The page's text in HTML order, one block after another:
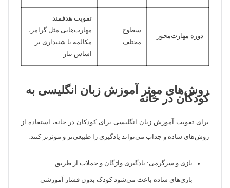
دوره مهارت‌محور
سطوح
مختلف
تقویت هدفمند
مهارت‌هایی مثل گرامر،
مکالمه یا شنیداری بر
اساس نیاز
روش‌های موثر آموزش زبان انگلیسی به
کودکان در خانه
برای تقویت آموزش زبان انگلیسی برای کودکان در خانه، استفاده از
روش‌های ساده و جذاب می‌تواند یادگیری را طبیعی‌تر و موثرتر کنند:
بازی و سرگرمی: یادگیری واژگان و جملات از طریق
بازی‌های ساده باعث می‌شود کودک بدون فشار آموزشی